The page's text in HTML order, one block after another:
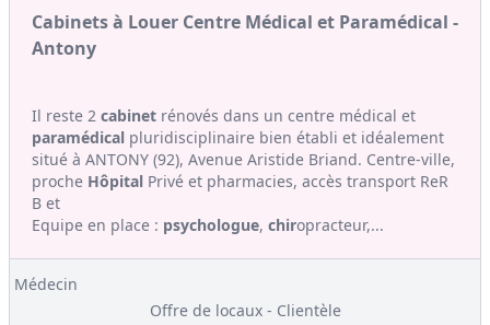
Cabinets à Louer Centre Médical et Paramédical -
Antony
Il reste 2 cabinet rénovés dans un centre médical et
paramédical pluridisciplinaire bien établi et idéalement
situé à ANTONY (92), Avenue Aristide Briand. Centre-ville,
proche Hôpital Privé et pharmacies, accès transport ReR
B et
Equipe en place : psychologue, chiropracteur,...
Médecin
Offre de locaux - Clientèle